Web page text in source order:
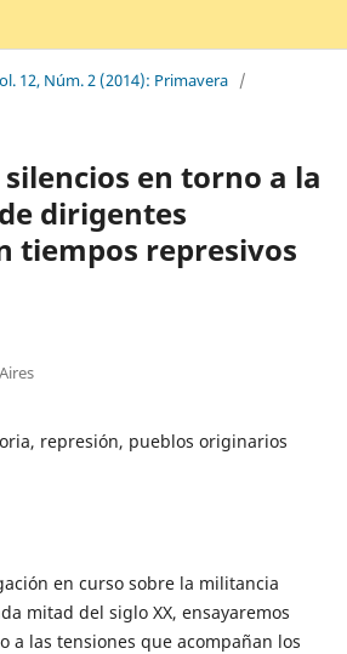
12, Núm. 2 (2014): Primavera /
en torno a la
dirigentes
tiempos represivos
represión, pueblos originarios
en curso sobre la militancia
mitad del siglo XX, ensayaremos
a las tensiones que acompañan los